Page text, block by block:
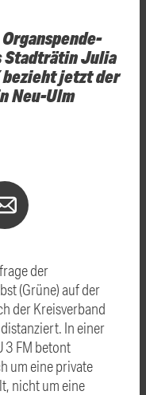
Stadträtin Julia
jetzt der
Neu-Ulm
der
(Grüne) auf der
der Kreisverband
In einer
3 FM betont
um eine private
nicht um eine